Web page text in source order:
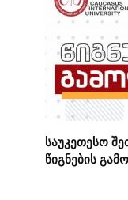
საუკეთესო
წიგნების